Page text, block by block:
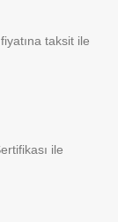
taksit ile
ile